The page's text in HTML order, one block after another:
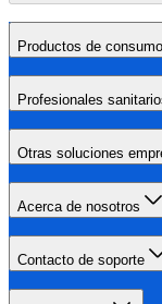
Productos de consumo
Profesionales
Otras soluciones
Acerca de nosotros
Contacto de soporte